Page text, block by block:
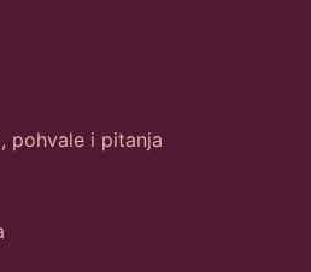
pohvale i pitanja